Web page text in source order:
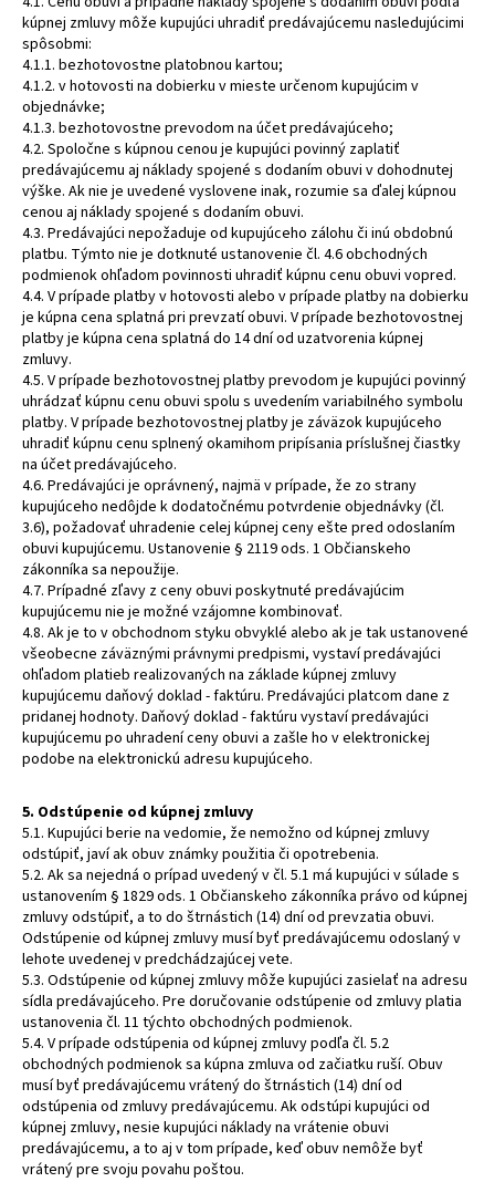
kúpnej zmluvy môže kupujúci uhradiť predávajúcemu nasledujúcimi
spôsobmi:
4.1.1. bezhotovostne platobnou kartou;
4.1.2. v hotovosti na dobierku v mieste určenom kupujúcim v
objednávke;
4.1.3. bezhotovostne prevodom na účet predávajúceho;
4.2. Spoločne s kúpnou cenou je kupujúci povinný zaplatiť
predávajúcemu aj náklady spojené s dodaním obuvi v dohodnutej
výške. Ak nie je uvedené vyslovene inak, rozumie sa ďalej kúpnou
cenou aj náklady spojené s dodaním obuvi.
4.3. Predávajúci nepožaduje od kupujúceho zálohu či inú obdobnú
platbu. Týmto nie je dotknuté ustanovenie čl. 4.6 obchodných
podmienok ohľadom povinnosti uhradiť kúpnu cenu obuvi vopred.
4.4. V prípade platby v hotovosti alebo v prípade platby na dobierku
je kúpna cena splatná pri prevzatí obuvi. V prípade bezhotovostnej
platby je kúpna cena splatná do 14 dní od uzatvorenia kúpnej
zmluvy.
4.5. V prípade bezhotovostnej platby prevodom je kupujúci povinný
uhrádzať kúpnu cenu obuvi spolu s uvedením variabilného symbolu
platby. V prípade bezhotovostnej platby je záväzok kupujúceho
uhradiť kúpnu cenu splnený okamihom pripísania príslušnej čiastky
na účet predávajúceho.
4.6. Predávajúci je oprávnený, najmä v prípade, že zo strany
kupujúceho nedôjde k dodatočnému potvrdenie objednávky (čl.
3.6), požadovať uhradenie celej kúpnej ceny ešte pred odoslaním
obuvi kupujúcemu. Ustanovenie § 2119 ods. 1 Občianskeho
zákonníka sa nepoužije.
4.7. Prípadné zľavy z ceny obuvi poskytnuté predávajúcim
kupujúcemu nie je možné vzájomne kombinovať.
4.8. Ak je to v obchodnom styku obvyklé alebo ak je tak ustanovené
všeobecne záväznými právnymi predpismi, vystaví predávajúci
ohľadom platieb realizovaných na základe kúpnej zmluvy
kupujúcemu daňový doklad - faktúru. Predávajúci platcom dane z
pridanej hodnoty. Daňový doklad - faktúru vystaví predávajúci
kupujúcemu po uhradení ceny obuvi a zašle ho v elektronickej
podobe na elektronickú adresu kupujúceho.
5. Odstúpenie od kúpnej zmluvy
5.1. Kupujúci berie na vedomie, že nemožno od kúpnej zmluvy
odstúpiť, javí ak obuv známky použitia či opotrebenia.
5.2. Ak sa nejedná o prípad uvedený v čl. 5.1 má kupujúci v súlade s
ustanovením § 1829 ods. 1 Občianskeho zákonníka právo od kúpnej
zmluvy odstúpiť, a to do štrnástich (14) dní od prevzatia obuvi.
Odstúpenie od kúpnej zmluvy musí byť predávajúcemu odoslaný v
lehote uvedenej v predchádzajúcej vete.
5.3. Odstúpenie od kúpnej zmluvy môže kupujúci zasielať na adresu
sídla predávajúceho. Pre doručovanie odstúpenie od zmluvy platia
ustanovenia čl. 11 týchto obchodných podmienok.
5.4. V prípade odstúpenia od kúpnej zmluvy podľa čl. 5.2
obchodných podmienok sa kúpna zmluva od začiatku ruší. Obuv
musí byť predávajúcemu vrátený do štrnástich (14) dní od
odstúpenia od zmluvy predávajúcemu. Ak odstúpi kupujúci od
kúpnej zmluvy, nesie kupujúci náklady na vrátenie obuvi
predávajúcemu, a to aj v tom prípade, keď obuv nemôže byť
vrátený pre svoju povahu poštou.